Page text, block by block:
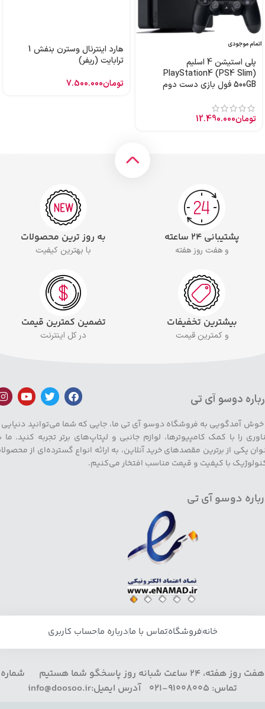
اتمام موجودی
پلی استیشن 4 اسلیم
PlayStation4 (PS4 Slim)
500GB فول بازی دست دوم
تومان12.490.000
هارد اینترنال وسترن بنفش 1
ترابایت (ریفر)
تومان7.500.000
پشتیبانی ۲۴ ساعته
و هفت روز هفته
به روز ترین محصولات
با بهترین کیفیت
بیشترین تخفیفات
و کمترین قیمت
تضمین کمترین قیمت
در کل اینترنت
دوسو آی تی
خوش آمدگویی به فروشگاه دوسو آی تی ما، جایی که شما می‌توانید دنیایی
را با کمک کامپیوترها، لوازم جانبی و لپتاپ‌های برتر تجربه کنید. ما
یکی از برترین مقصدهای خرید آنلاین، به ارائه انواع گسترده‌ای از
با کیفیت و قیمت مناسب افتخار می‌کنیم.
دوسو آی تی
خانهفروشگاهتماس با مادرباره ماحساب کاربری
هفت روز هفته، 24 ساعت شبانه روز پاسخگو شما هستیم شماره
تماس: 91008005-021 آدرس ایمیل:info@doosoo.ir